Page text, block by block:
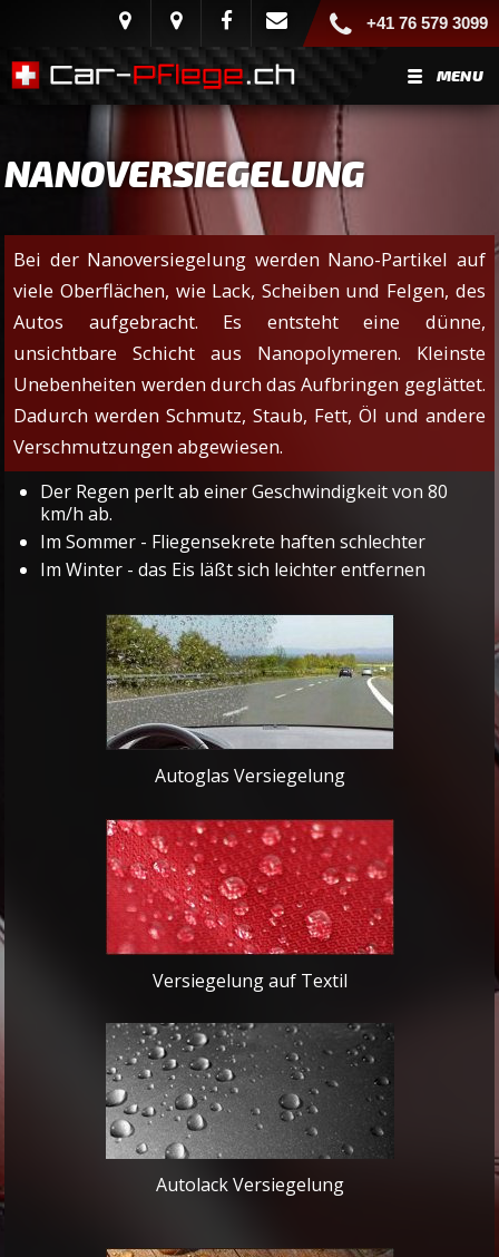
+41 76 579 3099
MENU
NANOVERSIEGELUNG
Bei der Nanoversiegelung werden Nano-Partikel auf
viele Oberflächen, wie Lack, Scheiben und Felgen, des
Autos aufgebracht. Es entsteht eine dünne,
unsichtbare Schicht aus Nanopolymeren. Kleinste
Unebenheiten werden durch das Aufbringen geglättet.
Dadurch werden Schmutz, Staub, Fett, Öl und andere
Verschmutzungen abgewiesen.
Der Regen perlt ab einer Geschwindigkeit von 80
km/h ab.
Im Sommer - Fliegensekrete haften schlechter
Im Winter - das Eis läßt sich leichter entfernen
Autoglas Versiegelung
Versiegelung auf Textil
Autolack Versiegelung